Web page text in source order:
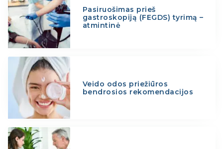
Pasiruošimas prieš
gastroskopiją (FEGDS) tyrimą –
atmintinė
Veido odos priežiūros
bendrosios rekomendacijos